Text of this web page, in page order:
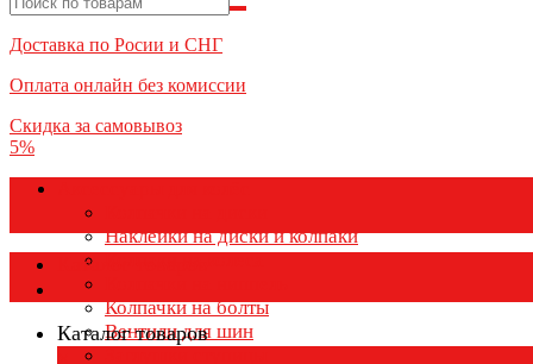
Доставка по Росии и СНГ
Оплата онлайн без комиссии
Скидка за самовывоз
5%
Наклейки на диски и колпаки
Колпаки на колеса
Колпачки на болты
Вентили для шин
Каталог товаров
Каталог товаров